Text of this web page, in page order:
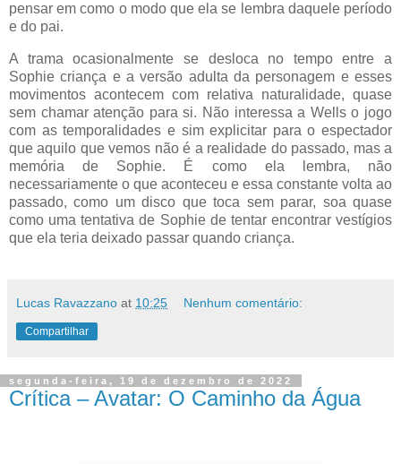
pensar em como o modo que ela se lembra daquele período
e do pai.
A trama ocasionalmente se desloca no tempo entre a
Sophie criança e a versão adulta da personagem e esses
movimentos acontecem com relativa naturalidade, quase
sem chamar atenção para si. Não interessa a Wells o jogo
com as temporalidades e sim explicitar para o espectador
que aquilo que vemos não é a realidade do passado, mas a
memória de Sophie. É como ela lembra, não
necessariamente o que aconteceu e essa constante volta ao
passado, como um disco que toca sem parar, soa quase
como uma tentativa de Sophie de tentar encontrar vestígios
que ela teria deixado passar quando criança.
Lucas Ravazzano at 10:25 Nenhum comentário:
Compartilhar
segunda-feira, 19 de dezembro de 2022
Crítica – Avatar: O Caminho da Água